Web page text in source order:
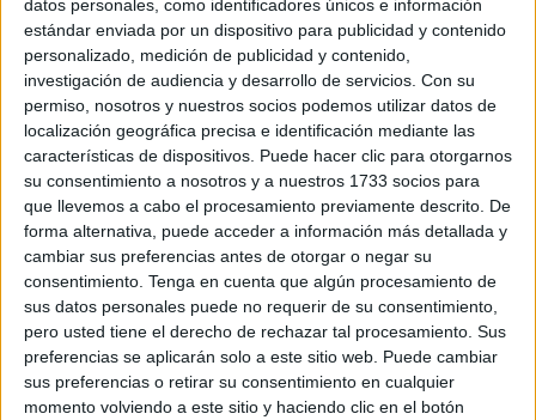
datos personales, como identificadores únicos e información
estándar enviada por un dispositivo para publicidad y contenido
personalizado, medición de publicidad y contenido,
investigación de audiencia y desarrollo de servicios. Con su
permiso, nosotros y nuestros socios podemos utilizar datos de
localización geográfica precisa e identificación mediante las
características de dispositivos. Puede hacer clic para otorgarnos
su consentimiento a nosotros y a nuestros 1733 socios para
que llevemos a cabo el procesamiento previamente descrito. De
forma alternativa, puede acceder a información más detallada y
cambiar sus preferencias antes de otorgar o negar su
consentimiento. Tenga en cuenta que algún procesamiento de
sus datos personales puede no requerir de su consentimiento,
pero usted tiene el derecho de rechazar tal procesamiento. Sus
preferencias se aplicarán solo a este sitio web. Puede cambiar
sus preferencias o retirar su consentimiento en cualquier
momento volviendo a este sitio y haciendo clic en el botón
POR
El paseo de Max Estrella por el Revellín
JOSÉ LUIS ZAFRA
Isidoro Máiquez: gran amigo de Goya y ceutí
por un mes
POR JOSÉ LUIS ZAFRA 05/09/2019 0
El Mercado Medieval se celebrará el 12 y 13
de octubre “si todo va bien”
POR JOSÉ LUIS ZAFRA 05/09/2019 0
Un total de 300 cheque-libro no se han
presentado a las papelerías
POR JOSÉ LUIS ZAFRA 05/09/2019 0